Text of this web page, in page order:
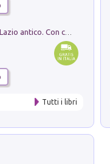
I monumenti funerari del Lazio antico. Con cartella con tavole
Tutti i libri